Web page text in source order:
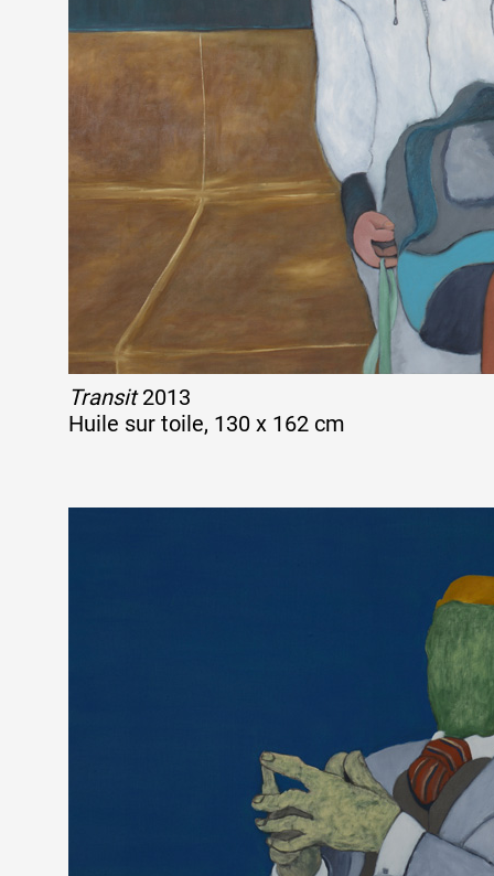
Transit2013
Huile sur toile, 130 x 162 cm